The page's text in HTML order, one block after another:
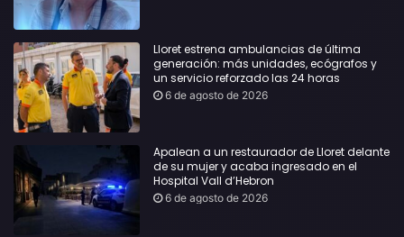
Lloret estrena ambulancias de última
generación: más unidades, ecógrafos y
un servicio reforzado las 24 horas
6 de agosto de 2026
Apalean a un restaurador de Lloret delante
de su mujer y acaba ingresado en el
Hospital Vall d’Hebron
6 de agosto de 2026